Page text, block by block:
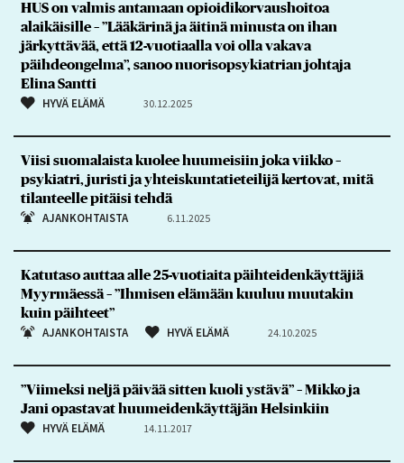
HUS on valmis antamaan opioidikorvaushoitoa
alaikäisille – ”Lääkärinä ja äitinä minusta on ihan
järkyttävää, että 12-vuotiaalla voi olla vakava
päihdeongelma”, sanoo nuorisopsykiatrian johtaja
Elina Santti
HYVÄ ELÄMÄ 30.12.2025
Viisi suomalaista kuolee huumeisiin joka viikko –
psykiatri, juristi ja yhteiskuntatieteilijä kertovat, mitä
tilanteelle pitäisi tehdä
AJANKOHTAISTA 6.11.2025
Katutaso auttaa alle 25-vuotiaita päihteidenkäyttäjiä
Myyrmäessä – ”Ihmisen elämään kuuluu muutakin
kuin päihteet”
AJANKOHTAISTA HYVÄ ELÄMÄ 24.10.2025
”Viimeksi neljä päivää sitten kuoli ystävä” – Mikko ja
Jani opastavat huumeidenkäyttäjän Helsinkiin
HYVÄ ELÄMÄ 14.11.2017